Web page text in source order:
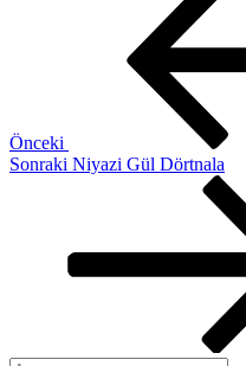
Önceki
Sonraki
Sonraki Niyazi Gül Dörtnala